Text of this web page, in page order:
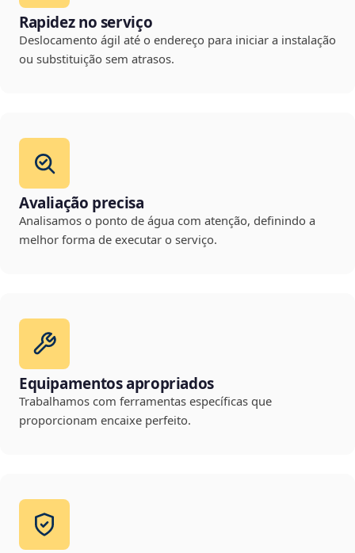
Rapidez no serviço
Deslocamento ágil até o endereço para iniciar a instalação
ou substituição sem atrasos.
Avaliação precisa
Analisamos o ponto de água com atenção, definindo a
melhor forma de executar o serviço.
Equipamentos apropriados
Trabalhamos com ferramentas específicas que
proporcionam encaixe perfeito.